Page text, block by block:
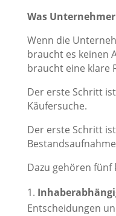
Was
Wenn die
braucht es keinen
braucht eine klare
Der erste Schritt
Käufersuche.
Der erste Schritt
Dazu gehören
Entscheidungen